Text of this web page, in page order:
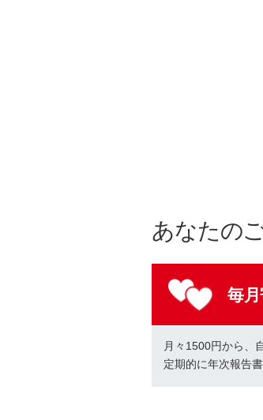
あなたの
毎
月々1500円から、
定期的に年次報告